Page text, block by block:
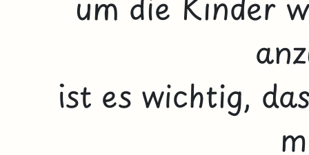
ist es wichtig,